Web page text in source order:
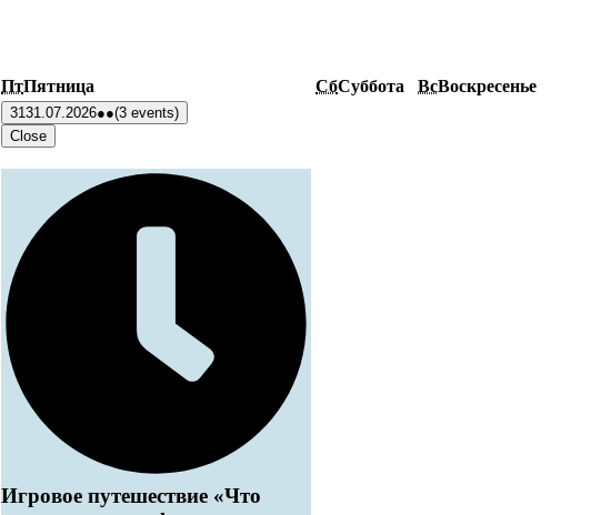
ПтПятница СбСуббота ВсВоскресенье
3131.07.2026●●(3 events)
Close
Игровое путешествие «Что